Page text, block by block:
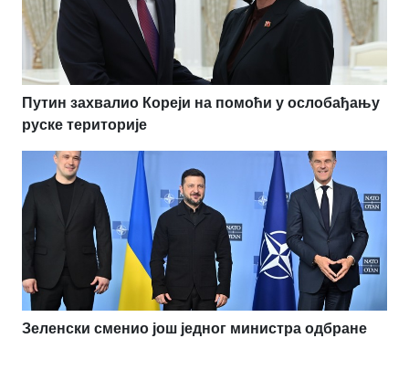
Путин захвалио Кореји на помоћи у ослобађању
руске територије
Зеленски сменио још једног министра одбране